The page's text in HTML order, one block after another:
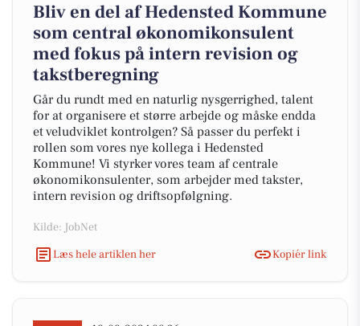
Bliv en del af Hedensted Kommune
som central økonomikonsulent
med fokus på intern revision og
takstberegning
Går du rundt med en naturlig nysgerrighed, talent
for at organisere et større arbejde og måske endda
et veludviklet kontrolgen? Så passer du perfekt i
rollen som vores nye kollega i Hedensted
Kommune! Vi styrker vores team af centrale
økonomikonsulenter, som arbejder med takster,
intern revision og driftsopfølgning.
Kilde: JobNet
Læs hele artiklen her
Kopiér link